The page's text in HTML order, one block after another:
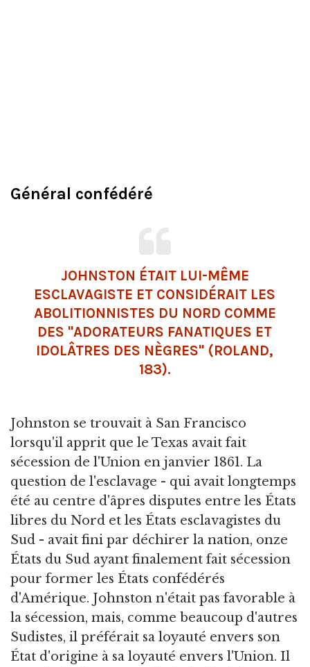
Général confédéré
JOHNSTON ÉTAIT LUI-MÊME
ESCLAVAGISTE ET CONSIDÉRAIT LES
ABOLITIONNISTES DU NORD COMME
DES "ADORATEURS FANATIQUES ET
IDOLÂTRES DES NÈGRES" (ROLAND,
183).
Johnston se trouvait à San Francisco
lorsqu'il apprit que le Texas avait fait
sécession de l'Union en janvier 1861. La
question de l'esclavage - qui avait longtemps
été au centre d'âpres disputes entre les États
libres du Nord et les États esclavagistes du
Sud - avait fini par déchirer la nation, onze
États du Sud ayant finalement fait sécession
pour former les États confédérés
d'Amérique. Johnston n'était pas favorable à
la sécession, mais, comme beaucoup d'autres
Sudistes, il préférait sa loyauté envers son
État d'origine à sa loyauté envers l'Union. Il